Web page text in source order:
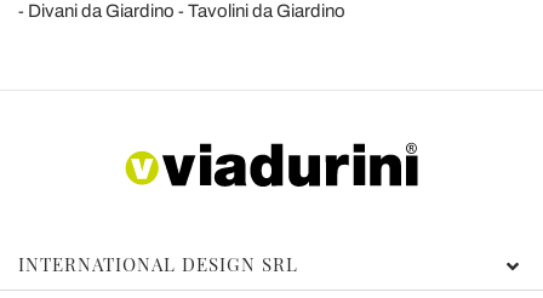
Divani da Giardino
Tavolini da Giardino
INTERNATIONAL DESIGN SRL